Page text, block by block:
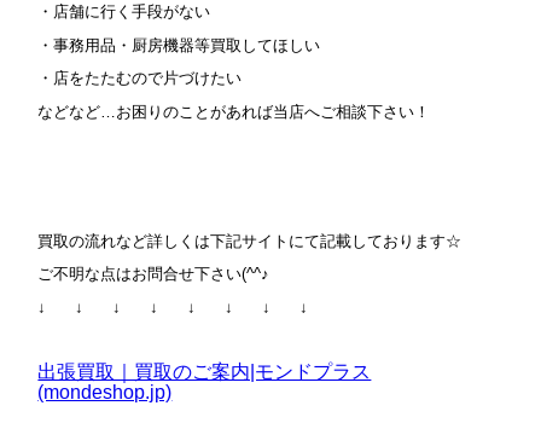
・店舗に行く手段がない
・事務用品・厨房機器等買取してほしい
・店をたたむので片づけたい
などなど…お困りのことがあれば当店へご相談下さい！
買取の流れなど詳しくは下記サイトにて記載しております☆
ご不明な点はお問合せ下さい(^^♪
↓ ↓ ↓ ↓ ↓ ↓ ↓ ↓
出張買取｜買取のご案内|モンドプラス
(mondeshop.jp)